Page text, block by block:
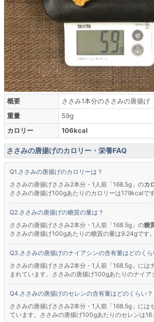
概要
ささみ1本分のささみの唐揚げ
重量
59g
カロリー
106kcal
ささみの唐揚げのカロリー・栄養FAQ
ささみの唐揚げのカロリーは？
ささみの唐揚げささみ2本分・1人前「168.5g」のカ
ささみの唐揚げ100gあたりのカロリーは179kcalです
ささみの唐揚げの糖質の量は？
ささみの唐揚げささみ2本分・1人前「168.5g」の糖
ささみの唐揚げ100gあたりの糖質の量は9.24gです。
ささみの唐揚げのナイアシンの含有量はどのくら
ささみの唐揚げささみ2本分・1人前「168.5g」には
まれています。ささみの唐揚げ100gあたりのナイア
ささみの唐揚げのセレンの含有量はどのくらい？
ささみの唐揚げささみ2本分・1人前「168.5g」には
ています。ささみの唐揚げ100gあたりのセレンは